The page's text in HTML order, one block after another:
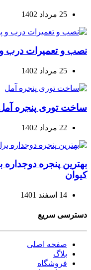
25 مرداد 1402
نصب و تعمیرات درب
25 مرداد 1402
ساخت توری پنجره
22 مرداد 1402
بهترین پنجره
کیوان
14 اسفند 1401
دسترسی سریع
صفحه اصلی
بلاگ
فروشگاه